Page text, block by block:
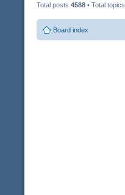
Total posts 4588 • Total topics
Board index